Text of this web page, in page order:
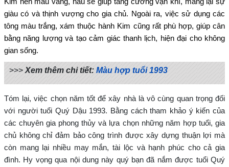
giàu có và thịnh vượng cho gia chủ. Ngoài ra, việc sử dụng các
tông màu trắng, xám thuộc hành Kim cũng rất phù hợp, giúp cân
bằng năng lượng và tạo cảm giác thanh lịch, hiện đại cho không
gian sống.
>>> Xem thêm chi tiết: Màu hợp tuổi 1993
Tóm lại, việc chọn năm tốt để xây nhà là vô cùng quan trọng đối
với người tuổi Quý Dậu 1993. Bằng cách tham khảo ý kiến của
các chuyên gia phong thủy và lựa chọn những năm hợp tuổi, gia
chủ không chỉ đảm bảo công trình được xây dựng thuận lợi mà
còn mang lại nhiều may mắn, tài lộc và hạnh phúc cho cả gia
đình. Hy vọng qua nội dung này quý bạn đã nắm được tuổi Quý